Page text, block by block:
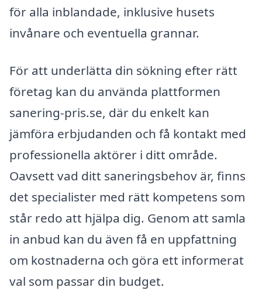
för alla inblandade, inklusive husets
invånare och eventuella grannar.
För att underlätta din sökning efter rätt
företag kan du använda plattformen
sanering-pris.se, där du enkelt kan
jämföra erbjudanden och få kontakt med
professionella aktörer i ditt område.
Oavsett vad ditt saneringsbehov är, finns
det specialister med rätt kompetens som
står redo att hjälpa dig. Genom att samla
in anbud kan du även få en uppfattning
om kostnaderna och göra ett informerat
val som passar din budget.